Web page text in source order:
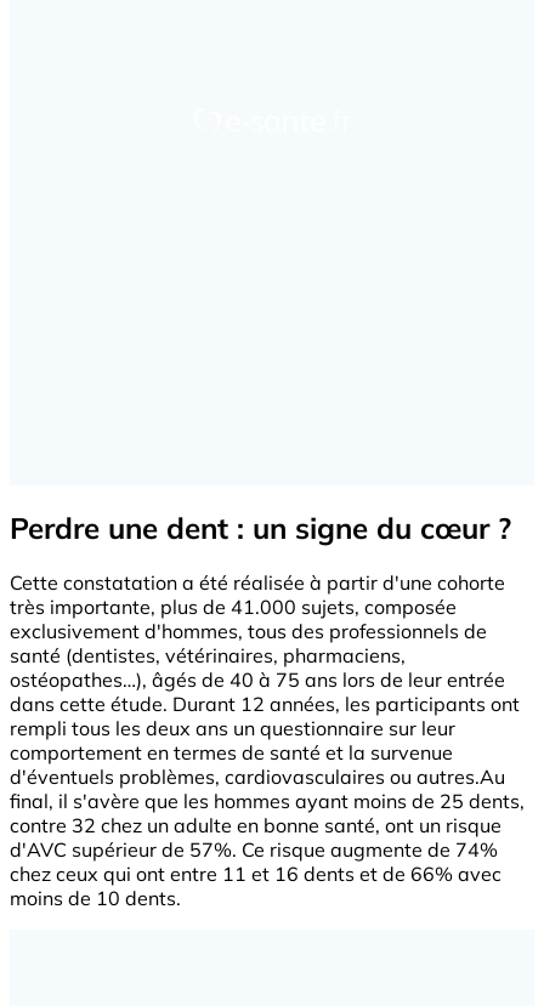
Perdre une dent : un signe du cœur ?
Cette constatation a été réalisée à partir d'une cohorte
très importante, plus de 41.000 sujets, composée
exclusivement d'hommes, tous des professionnels de
santé (dentistes, vétérinaires, pharmaciens,
ostéopathes…), âgés de 40 à 75 ans lors de leur entrée
dans cette étude. Durant 12 années, les participants ont
rempli tous les deux ans un questionnaire sur leur
comportement en termes de santé et la survenue
d'éventuels problèmes, cardiovasculaires ou autres.Au
final, il s'avère que les hommes ayant moins de 25 dents,
contre 32 chez un adulte en bonne santé, ont un risque
d'AVC supérieur de 57%. Ce risque augmente de 74%
chez ceux qui ont entre 11 et 16 dents et de 66% avec
moins de 10 dents.